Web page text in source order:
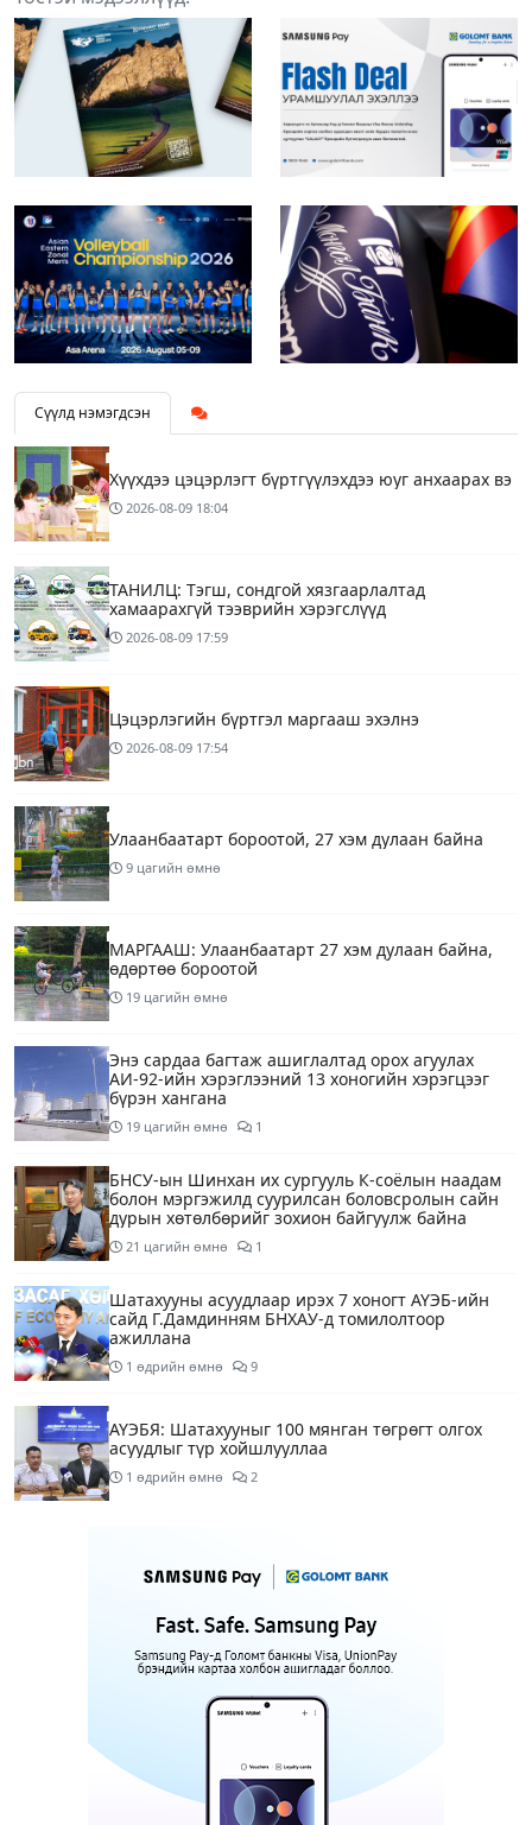
Сүүлд нэмэгдсэн
Хүүхдээ цэцэрлэгт бүртгүүлэхдээ юуг анхаарах вэ
2026-08-09 18:04
ТАНИЛЦ: Тэгш, сондгой хязгаарлалтад
хамаарахгүй тээврийн хэрэгслүүд
2026-08-09 17:59
Цэцэрлэгийн бүртгэл маргааш эхэлнэ
2026-08-09 17:54
Улаанбаатарт бороотой, 27 хэм дулаан байна
9 цагийн өмнө
МАРГААШ: Улаанбаатарт 27 хэм дулаан байна,
өдөртөө бороотой
19 цагийн өмнө
Энэ сардаа багтаж ашиглалтад орох агуулах
АИ-92-ийн хэрэглээний 13 хоногийн хэрэгцээг
бүрэн хангана
19 цагийн өмнө 1
БНСУ-ын Шинхан их сургууль К-соёлын наадам
болон мэргэжилд суурилсан боловсролын сайн
дурын хөтөлбөрийг зохион байгуулж байна
21 цагийн өмнө 1
Шатахууны асуудлаар ирэх 7 хоногт АҮЭБ-ийн
сайд Г.Дамдинням БНХАУ-д томилолтоор
ажиллана
1 өдрийн өмнө 9
АҮЭБЯ: Шатахууныг 100 мянган төгрөгт олгох
асуудлыг түр хойшлууллаа
1 өдрийн өмнө 2
автобензинийг агуулахуудад буулгах ажлыг
зохион байгуулж байна
Ерөнхий сайд БНХАУ-аас сар бүр 12-15 мянган
тонн АИ-92 автобензин тогтмол нийлүүлэх хүсэлт
Өнөөдөр тэгш тоогоор төгссөн автомашинтай
иргэд 50 хүртэлх мянган төгрөгөнд БЕНЗИН авна